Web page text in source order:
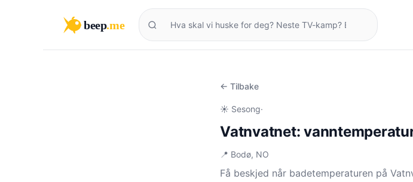
beep.me
← Tilbake
☀️ Sesong·
Vatnvatnet:
📍 Bodø, NO
Få beskjed når badetemperaturen på